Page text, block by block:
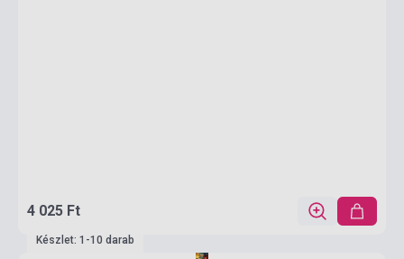
4 025 Ft
Készlet: 1-10 darab